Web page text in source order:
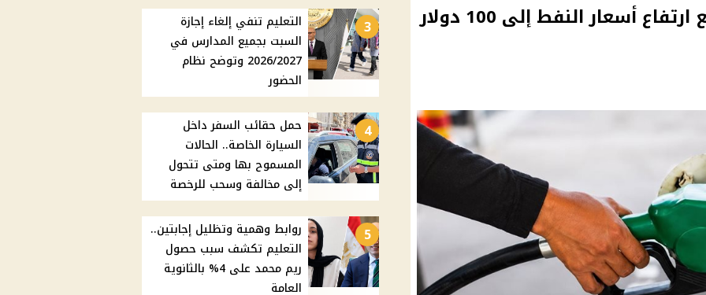
وزير البترول الأسبق يتوقع ارتفاع أسعار النفط إلى 100 دولار 3
التعليم تنفي إلغاء إجازة
السبت بجميع المدارس في
2026/2027 وتوضح نظام
الحضور
4
حمل حقائب السفر داخل
السيارة الخاصة.. الحالات
المسموح بها ومتى تتحول
إلى مخالفة وسحب للرخصة
5
روابط وهمية وتظليل إجابتين..
التعليم تكشف سبب حصول
ريم محمد على 4% بالثانوية
العامة